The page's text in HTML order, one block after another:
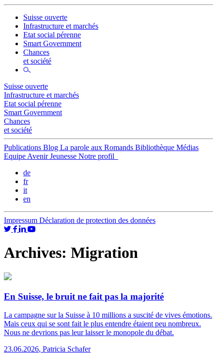
Suisse ouverte
Infrastructure et marchés
Etat social pérenne
Smart Government
Chances
et société
Suisse ouverte
Infrastructure et marchés
Etat social pérenne
Smart Government
Chances
et société
Publications Blog La parole aux Romands Bibliothèque Médias
Equipe Avenir Jeunesse Notre profil
de
fr
it
en
Impressum Déclaration de protection des données
Archives: Migration
En Suisse, le bruit ne fait pas la majorité
La campagne sur la Suisse à 10 millions a suscité de vives émotions.
Mais ceux qui se sont fait le plus entendre étaient peu nombreux.
Nous ne devrions pas leur laisser le monopole du débat.
23.06.2026, Patricia Schafer